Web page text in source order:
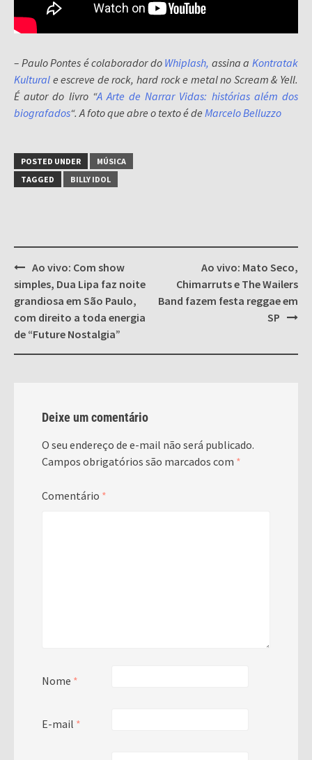
– Paulo Pontes é colaborador do Whiplash, assina aKontratak
Kultural e escreve de rock, hard rock e metal no Scream & Yell.
É autor do livro “A Arte de Narrar Vidas: histórias além dos
biografados“. A foto que abre o texto é de Marcelo Belluzzo
POSTED UNDER
MÚSICA
TAGGED
BILLY IDOL
Post
navigation
Ao vivo: Com show
simples, Dua Lipa faz noite
grandiosa em São Paulo,
com direito a toda energia
de “Future Nostalgia”
Ao vivo: Mato Seco,
Chimarruts e The Wailers
Band fazem festa reggae em
SP
Deixe um comentário
O seu endereço de e-mail não será publicado.
Campos obrigatórios são marcados com *
Comentário *
Nome *
E-mail *